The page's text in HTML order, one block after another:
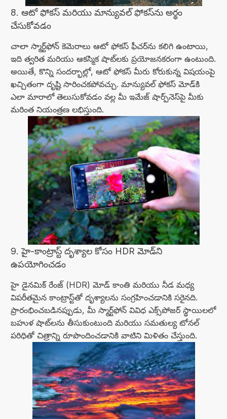
8. ఆటో ఫోకస్ మరియు మాన్యువల్ ఫోకస్‌ను అర్థం
చేసుకోవడం
చాలా స్మార్ట్‌ఫోన్ కెమెరాలు ఆటో ఫోకస్ ఫీచర్‌ను కలిగి ఉంటాయి,
ఇది త్వరిత మరియు ఆకస్మిక షాట్‌లకు ప్రయోజనకరంగా ఉంటుంది.
అయితే, కొన్ని సందర్భాల్లో, ఆటో ఫోకస్ మీరు కోరుకున్న విషయంపై
ఖచ్చితంగా దృష్టి సారించకపోవచ్చు. మాన్యువల్ ఫోకస్ మోడ్‌కి
ఎలా మారాలో తెలుసుకోవడం వల్ల మీ ఇమేజ్ షార్ప్‌నెస్‌పై మీకు
మరింత నియంత్రణ లభిస్తుంది.
9. హై-కాంట్రాస్ట్ దృశ్యాల కోసం HDR మోడ్‌ని
ఉపయోగించడం
హై డైనమిక్ రేంజ్ (HDR) మోడ్ కాంతి మరియు నీడ మధ్య
విపరీతమైన కాంట్రాస్ట్‌తో దృశ్యాలను సంగ్రహించడానికి సరైనది.
ప్రారంభించబడినప్పుడు, మీ స్మార్ట్‌ఫోన్ వివిధ ఎక్స్‌పోజర్ స్థాయిలలో
బహుళ షాట్‌లను తీసుకుంటుంది మరియు సమతుల్య టోనల్
పరిధితో చిత్రాన్ని రూపొందించడానికి వాటిని మిళితం చేస్తుంది.